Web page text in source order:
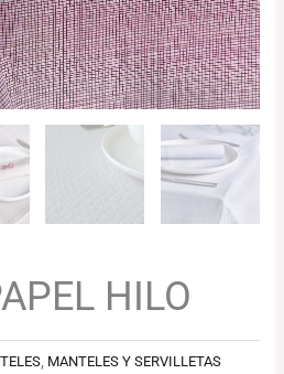
HILO
MANTELES Y SERVILLETAS